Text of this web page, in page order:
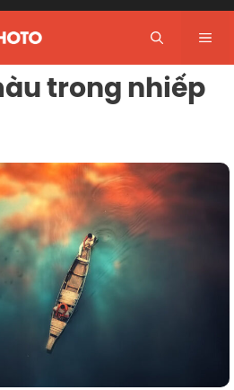
trong nhiếp